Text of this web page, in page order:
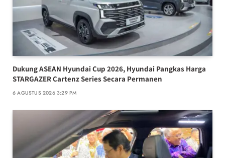
Dukung ASEAN Hyundai Cup 2026, Hyundai Pangkas Harga
STARGAZER Cartenz Series Secara Permanen
6 AGUSTUS 2026 3:29 PM